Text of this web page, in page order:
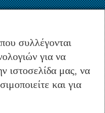
,+30.210-5147842
συλλέγονται
για να
ιστοσελίδα μας, να
και για